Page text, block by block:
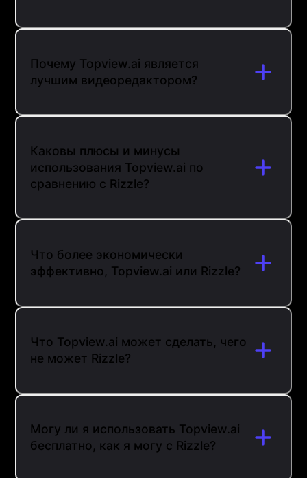
Почему Topview.ai является
лучшим видеоредактором?
Каковы плюсы и минусы
использования Topview.ai по
сравнению с Rizzle?
Что более экономически
эффективно, Topview.ai или Rizzle?
Что Topview.ai может сделать, чего
не может Rizzle?
Могу ли я использовать Topview.ai
бесплатно, как я могу с Rizzle?